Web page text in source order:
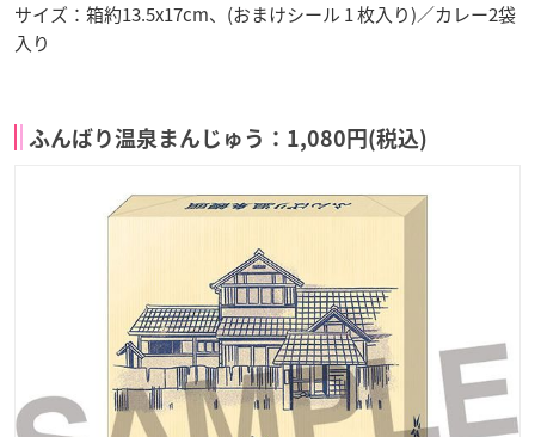
サイズ：箱約13.5x17cm、(おまけシール 1 枚入り)／カレー2袋
入り
ふんばり温泉まんじゅう：1,080円(税込)